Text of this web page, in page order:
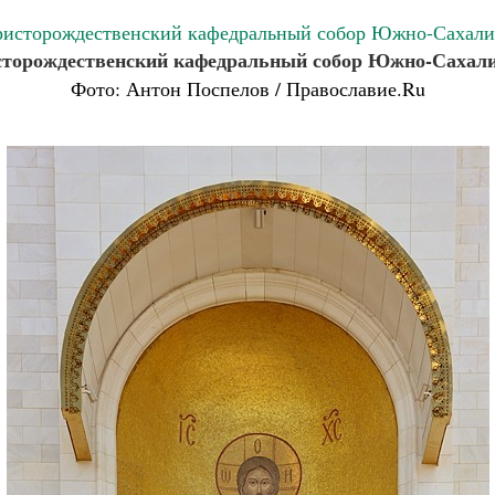
кафедральный собор Южно-
Фото: Антон Поспелов / Православие.Ru